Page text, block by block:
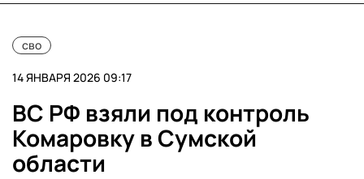
сво
14 ЯНВАРЯ 2026 09:17
ВС РФ взяли под контроль
Комаровку в Сумской
области